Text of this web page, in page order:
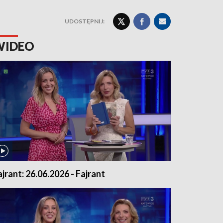
UDOSTĘPNIJ:
26.06.2026 - Fajrant